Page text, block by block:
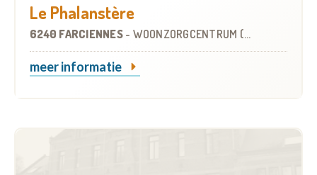
Le Phalanstère
6240 FARCIENNES - WOONZORGCENTRUM (WZC)
meer informatie